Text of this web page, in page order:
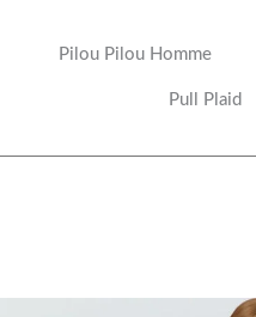
Pilou Pilou Homme
Pull Plaid